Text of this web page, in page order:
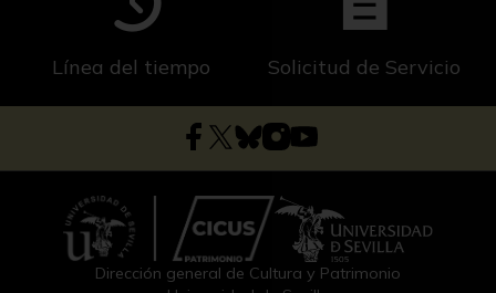
Línea del tiempo Solicitud de Servicio
Dirección general de Cultura y Patrimonio